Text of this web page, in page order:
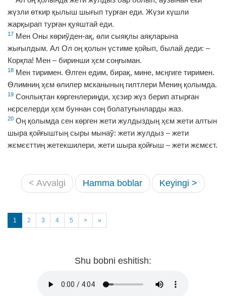
жүзли ѳткир қылыш шығып турған еди. Жүзи күшли
жарқырап турған қуяштай еди.
17 Мен Оны кѳриўден-ақ, ѳли сыяқлы аяқларына
жығылдым. Ал Ол оң қолын үстиме қойып, былай деди: –
Корқпа! Мен – биринши ҳєм соңғыман.
18 Мен тиримен. Ѳлген едим, бирақ, мине, мєңгиге тиримен.
Ѳлимниң ҳєм ѳлилер мєканының гилтлери Мениң қолымда.
19 Сонлықтан кѳргенлериңди, ҳєзир жүз берип атырған
нєрселерди ҳєм буннан соң болатуғынларды жаз.
20 Оң қолымда сен кѳрген жети жулдыздың ҳєм жети алтын
шыра қойғыштың сыры мынаў: жети жулдыз – жети
жємєєттиң жетекшилери, жети шыра қойғыш – жети жємєєт.
< Avvalgi Hamma boblar Keyingi >
1 2 3 4 5 > »
Shu bobni eshitish: